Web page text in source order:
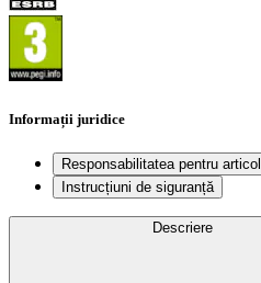
Informații juridice
Responsabilitatea pentru articol
Instrucțiuni de siguranță
Descriere